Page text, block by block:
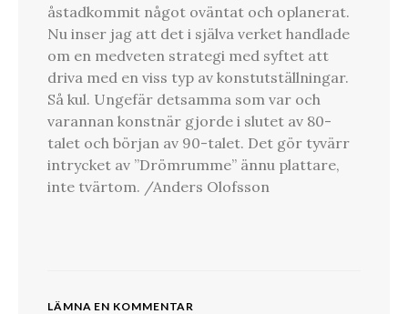
åstadkommit något oväntat och oplanerat.
Nu inser jag att det i själva verket handlade
om en medveten strategi med syftet att
driva med en viss typ av konstutställningar.
Så kul. Ungefär detsamma som var och
varannan konstnär gjorde i slutet av 80-
talet och början av 90-talet. Det gör tyvärr
intrycket av ”Drömrumme” ännu plattare,
inte tvärtom. /Anders Olofsson
LÄMNA EN KOMMENTAR